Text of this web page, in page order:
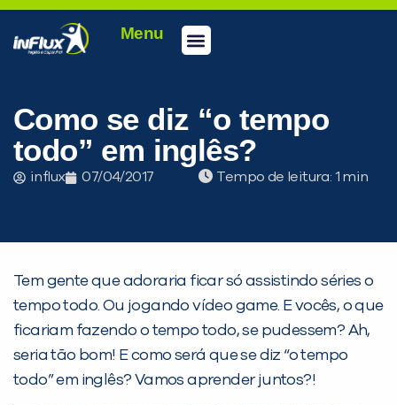
Menu
Como se diz “o tempo
todo” em inglês?
influx 07/04/2017 Tempo de leitura:
Tem gente que adoraria ficar só assistindo séries o
tempo todo. Ou jogando vídeo game. E vocês, o que
ficariam fazendo o tempo todo, se pudessem? Ah,
seria tão bom! E como será que se diz “o tempo
todo” em inglês? Vamos aprender juntos?!
PEÇA UMA DEMONSTRAÇÃO DE MÉTODO